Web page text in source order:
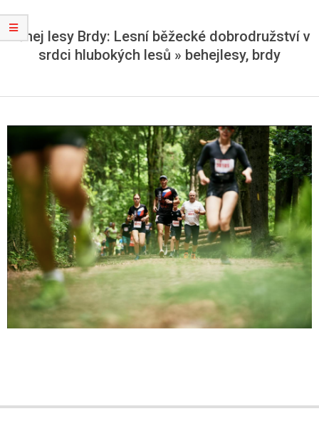
Běhej lesy Brdy: Lesní běžecké dobrodružství v
srdci hlubokých lesů » behejlesy, brdy